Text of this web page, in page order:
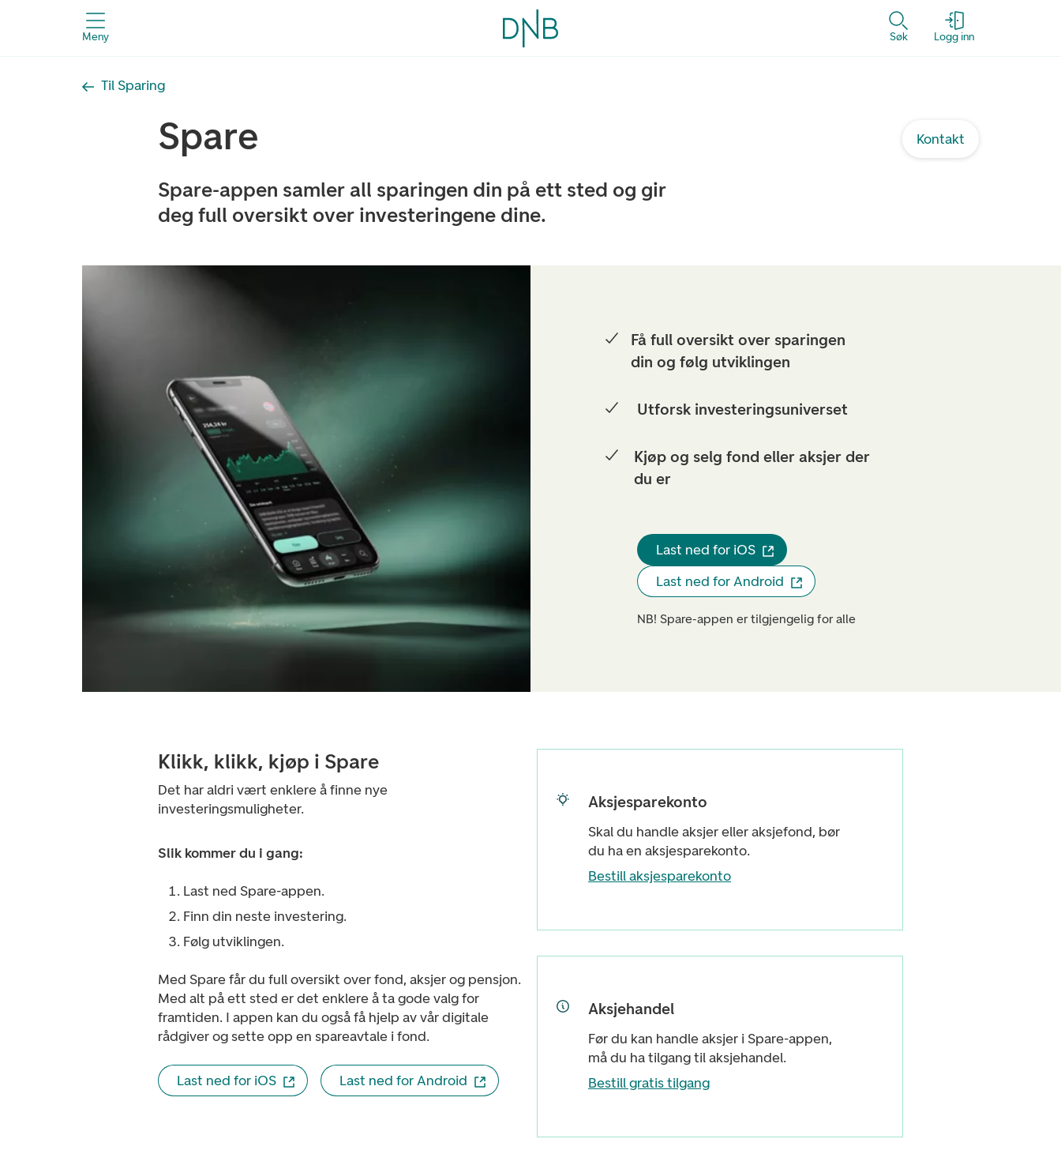
Meny Søk Logg inn
Til Sparing
Kontakt
Spare
Spare-appen samler all sparingen din på ett sted og gir
deg full oversikt over investeringene dine.
Få full oversikt over sparingen
din og følg utviklingen
Utforsk investeringsuniverset
Kjøp og selg fond eller aksjer der
du er
Last ned for iOS
Last ned for Android
NB! Spare-appen er tilgjengelig for alle
Klikk, klikk, kjøp i Spare
Det har aldri vært enklere å finne nye
investeringsmuligheter.
Slik kommer du i gang:
Last ned Spare-appen.
Finn din neste investering.
Følg utviklingen.
Med Spare får du full oversikt over fond, aksjer og pensjon.
Med alt på ett sted er det enklere å ta gode valg for
framtiden. I appen kan du også få hjelp av vår digitale
rådgiver og sette opp en spareavtale i fond.
Last ned for iOS Last ned for Android
Aksjesparekonto
Skal du handle aksjer eller aksjefond, bør
du ha en aksjesparekonto.
Bestill aksjesparekonto
Aksjehandel
Før du kan handle aksjer i Spare-appen,
må du ha tilgang til aksjehandel.
Bestill gratis tilgang